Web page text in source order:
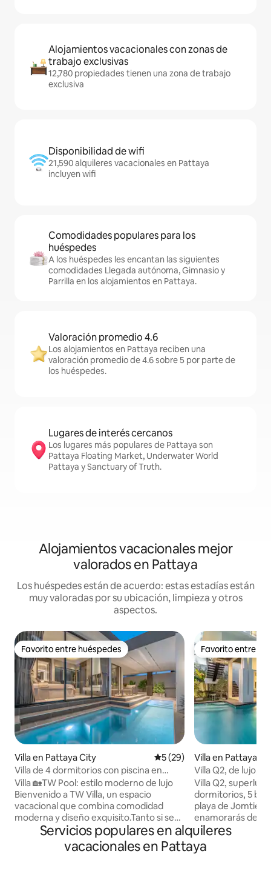
Alojamientos vacacionales con zonas de
trabajo exclusivas
12,780 propiedades tienen una zona de trabajo
exclusiva
Disponibilidad de wifi
21,590 alquileres vacacionales en Pattaya
incluyen wifi
Comodidades populares para los
huéspedes
A los huéspedes les encantan las siguientes
comodidades Llegada autónoma, Gimnasio y
Parrilla en los alojamientos en Pattaya.
Valoración promedio 4.6
Los alojamientos en Pattaya reciben una
valoración promedio de 4.6 sobre 5 por parte de
los huéspedes.
Lugares de interés cercanos
Los lugares más populares de Pattaya son
Pattaya Floating Market, Underwater World
Pattaya y Sanctuary of Truth.
Alojamientos vacacionales mejor
valorados en Pattaya
Los huéspedes están de acuerdo: estas estadías están
muy valoradas por su ubicación, limpieza y otros
aspectos.
Favorito entre huéspedes
Favorito entre huéspedes
Villa en Pattaya City Calificación promedio: 5 de
5 (29)
Villa de 4 dormitorios con piscina en
Pattaya TW Luxe Stay Pool Villa
Villa 🏡TW Pool: estilo moderno de lujo
Bienvenido a TW Villa, un espacio
vacacional que combina comodidad
moderna y diseño exquisito.Tanto si se
trata de una reunión familiar como de
una reunión de amigos, aquí puedes
disfrutar de una estancia cómoda e
Favorito entre
Favorito entre
Villa en Pattaya
Villa Q2, de lujo,
con 4 dormitorios,
cerca de la playa
(los 4 dormitorios
Villa Q2,
dormitorios, 5
playa de
enamorarás de
patio está lleno
mecen, pájaros
florecen. Todo el
Servicios populares en alquileres
vacacionales en Pattaya